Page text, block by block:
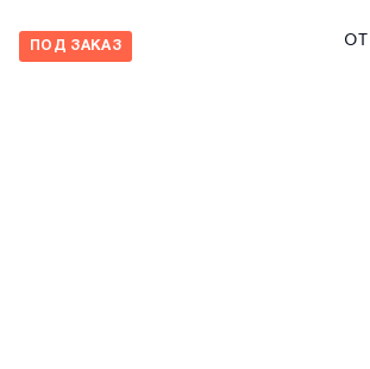
ПОД ЗАКАЗ